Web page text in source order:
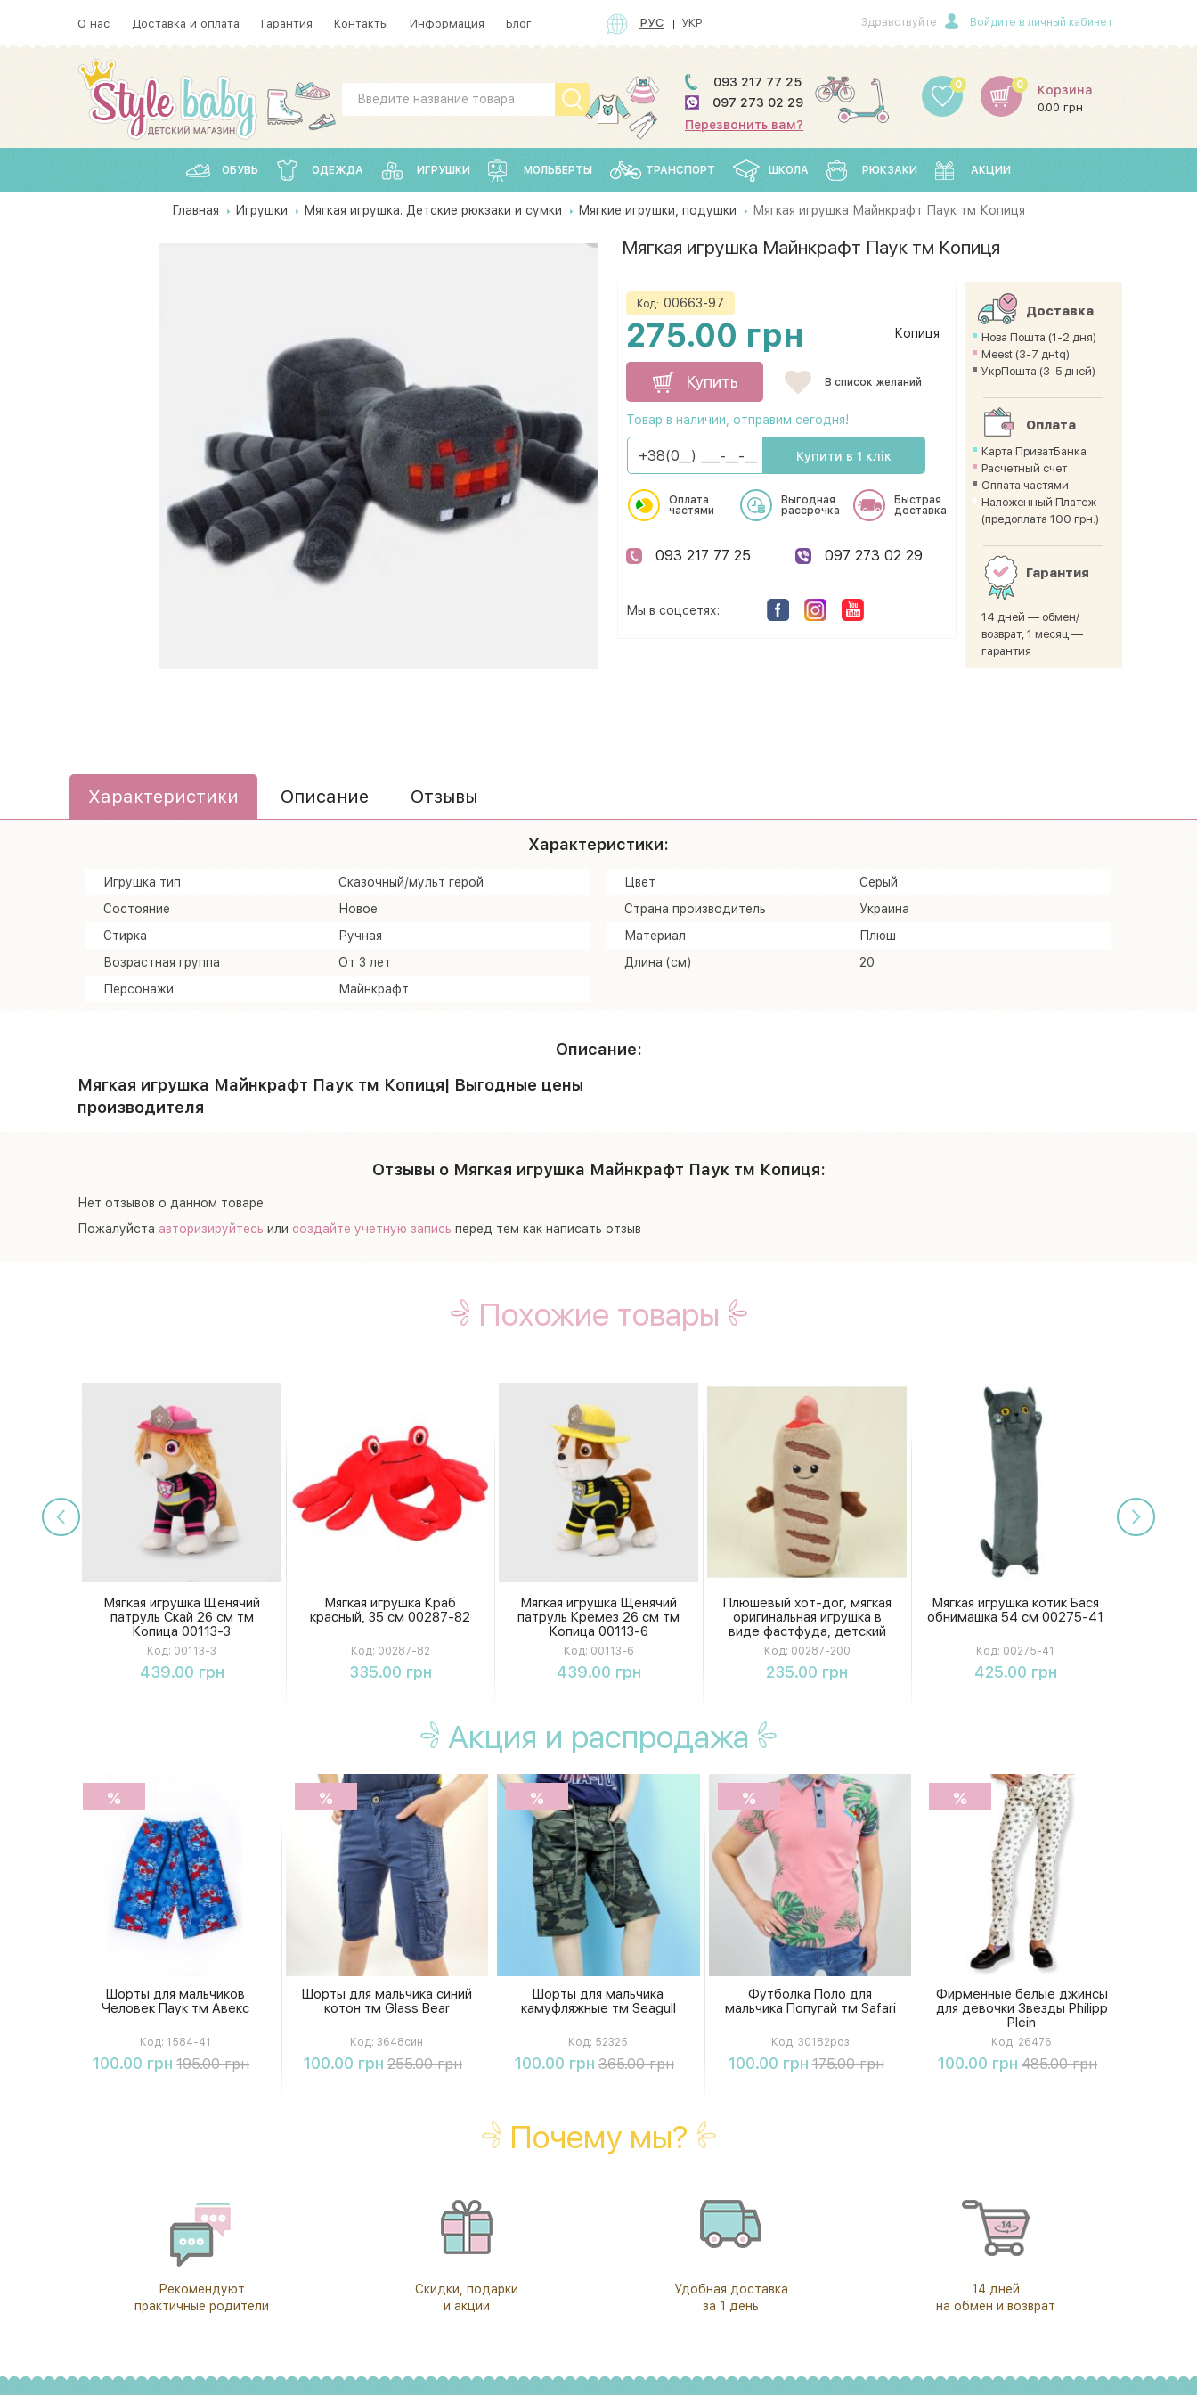
О нас Доставка и оплата Гарантия Контакты Информация Блог РУС УКР Здравствуйте Войдите в личный кабинет
093 217 77 25
097 273 02 29
Перезвонить вам?
0 Корзина
0.00 грн
0
ОБУВЬ ОДЕЖДА ИГРУШКИ МОЛЬБЕРТЫ ТРАНСПОРТ ШКОЛА РЮКЗАКИ АКЦИИ
Главная Игрушки Мягкая игрушка. Детские рюкзаки и сумки Мягкие игрушки, подушки Мягкая игрушка Майнкрафт Паук тм Копиця
Мягкая игрушка Майнкрафт Паук тм Копиця
Код: 00663-97
275.00 грн Копиця
Купить В список желаний
Товар в наличии, отправим сегодня!
Купити в 1 клік
Оплата
частями
Выгодная
рассрочка
Быстрая
доставка
093 217 77 25 097 273 02 29
Мы в соцсетях:
Доставка
Нова Пошта (1-2 дня)
Meest (3-7 днtq)
УкрПошта (3-5 дней)
Оплата
Карта ПриватБанка
Расчетный счет
Оплата частями
Наложенный Платеж
(предоплата 100 грн.)
Гарантия
14 дней — обмен/
возврат, 1 месяц —
гарантия
Характеристики Описание Отзывы
Характеристики:
Игрушка тип
Сказочный/мульт герой
Состояние
Новое
Стирка
Ручная
Возрастная группа
От 3 лет
Персонажи
Майнкрафт
Цвет
Серый
Страна производитель
Украина
Материал
Плюш
Длина (см)
20
Описание:
Мягкая игрушка Майнкрафт Паук тм Копиця| Выгодные цены
производителя
Отзывы о Мягкая игрушка Майнкрафт Паук тм Копиця:
Нет отзывов о данном товаре.
Пожалуйста авторизируйтесь или создайте учетную запись перед тем как написать отзыв
Похожие товары
Мягкая игрушка Щенячий
патруль Скай 26 см тм
Копица 00113-3
Код: 00113-3
439.00 грн
Купить
Мягкая игрушка Краб
красный, 35 см 00287-82
Код: 00287-82
335.00 грн
Купить
Мягкая игрушка Щенячий
патруль Кремез 26 см тм
Копица 00113-6
Код: 00113-6
439.00 грн
Купить
Плюшевый хот-дог, мягкая
оригинальная игрушка в
виде фастфуда, детский
сувенирный хотдог, 20 см
Код: 00287-200
235.00 грн
Купить
Мягкая игрушка котик Бася
обнимашка 54 см 00275-41
Код: 00275-41
425.00 грн
Купить
Акция и распродажа
%
Шорты для мальчиков
Человек Паук тм Авекс
Код: 1584-41
100.00 грн 195.00 грн
Купить
%
Шорты для мальчика синий
котон тм Glass Bear
Код: 3648син
100.00 грн 255.00 грн
Купить
%
Шорты для мальчика
камуфляжные тм Seagull
Код: 52325
100.00 грн 365.00 грн
Купить
%
Футболка Поло для
мальчика Попугай тм Safari
Код: 30182роз
100.00 грн 175.00 грн
Купить
%
Фирменные белые джинсы
для девочки Звезды Philipp
Plein
Код: 26476
100.00 грн 485.00 грн
Купить
Почему мы?
Рекомендуют
практичные родители
Скидки, подарки
и акции
Удобная доставка
за 1 день
14 дней
на обмен и возврат